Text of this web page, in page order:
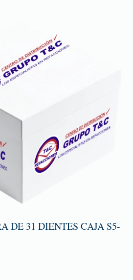
DE 31 DIENTES CAJA S5-